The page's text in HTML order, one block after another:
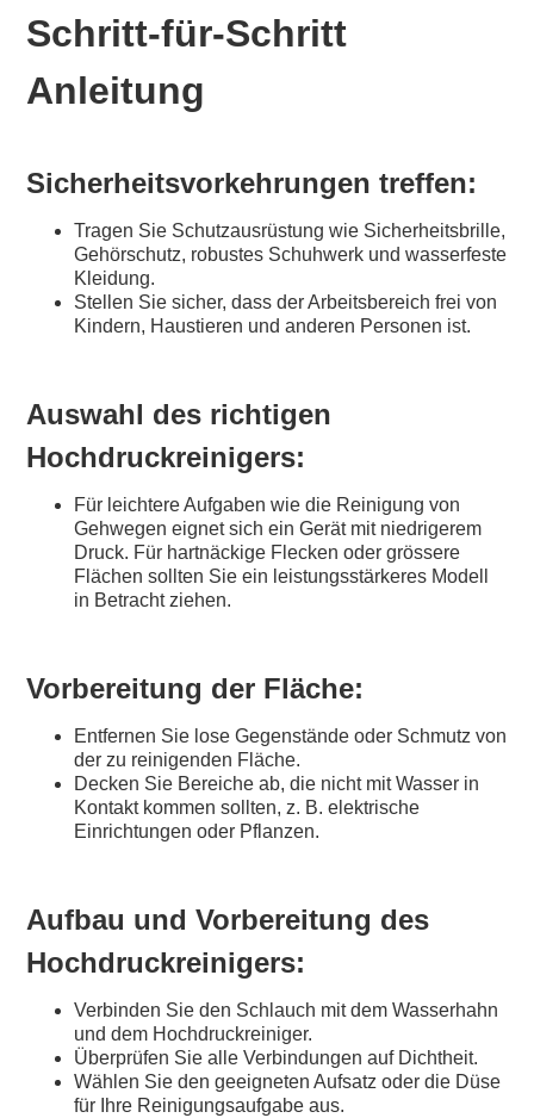
Schritt-für-Schritt
Anleitung
Sicherheitsvorkehrungen treffen:
Tragen Sie Schutzausrüstung wie Sicherheitsbrille,
Gehörschutz, robustes Schuhwerk und wasserfeste
Kleidung.
Stellen Sie sicher, dass der Arbeitsbereich frei von
Kindern, Haustieren und anderen Personen ist.
Auswahl des richtigen
Hochdruckreinigers:
Für leichtere Aufgaben wie die Reinigung von
Gehwegen eignet sich ein Gerät mit niedrigerem
Druck. Für hartnäckige Flecken oder grössere
Flächen sollten Sie ein leistungsstärkeres Modell
in Betracht ziehen.
Vorbereitung der Fläche:
Entfernen Sie lose Gegenstände oder Schmutz von
der zu reinigenden Fläche.
Decken Sie Bereiche ab, die nicht mit Wasser in
Kontakt kommen sollten, z. B. elektrische
Einrichtungen oder Pflanzen.
Aufbau und Vorbereitung des
Hochdruckreinigers:
Verbinden Sie den Schlauch mit dem Wasserhahn
und dem Hochdruckreiniger.
Überprüfen Sie alle Verbindungen auf Dichtheit.
Wählen Sie den geeigneten Aufsatz oder die Düse
für Ihre Reinigungsaufgabe aus.